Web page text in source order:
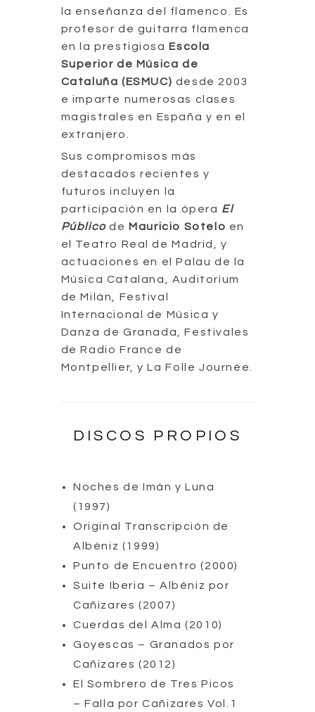
la enseñanza del flamenco. Es
profesor de guitarra flamenca
en la prestigiosaEscola
Superior de Música de
Cataluña (ESMUC) desde 2003
e imparte numerosas clases
magistrales en España y en el
extranjero.
Sus compromisos más
destacados recientes y
futuros incluyen la
participación en la ópera El
Público de Mauricio Sotelo en
el Teatro Real de Madrid, y
actuaciones en el Palau de la
Música Catalana, Auditorium
de Milán, Festival
Internacional de Música y
Danza de Granada, Festivales
de Radio France de
Montpellier, y La Folle Journée.
DISCOS PROPIOS
Noches de Imán y Luna
(1997)
Original Transcripción de
Albéniz (1999)
Punto de Encuentro (2000)
Suite Iberia – Albéniz por
Cañizares (2007)
Cuerdas del Alma (2010)
Goyescas – Granados por
Cañizares (2012)
El Sombrero de Tres Picos
– Falla por Cañizares Vol.1